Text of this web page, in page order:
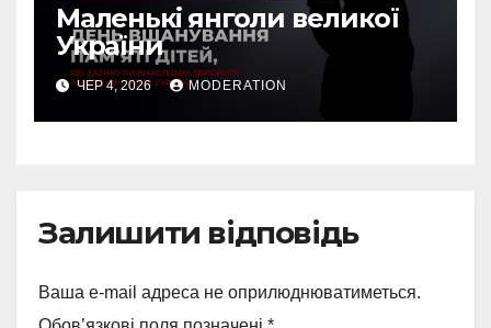
Маленькі янголи великої
України
ЧЕР 4, 2026 MODERATION
Залишити відповідь
Ваша e-mail адреса не оприлюднюватиметься.